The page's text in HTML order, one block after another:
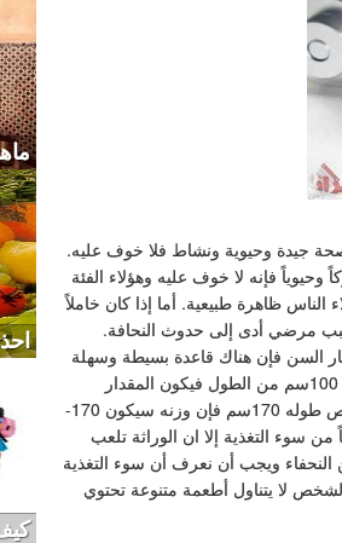
جيدة وحيوية ونشاط فلا خوف عليه.
فإنه لا خوف عليه وهؤلاء الفئة
ظاهرة طبيعية. أما إذا كان خاملاً
مرضي أدى إلى حدوث النحافة.
السن فإن هناك قاعدة بسيطة وسهلة
وهذا الوزن يخص أي شخص يزيد طوله عن 120سم والقاعدة هنا أن نطرح ما مقداره 100سم من الطول فيكون المقدار
الباقي هو الوزن الصحيح المناسب للشخص ويكون محسوباً بالكيلوجرام فلو كان شخص طوله 170سم فإن وزنه سيكون 170-
من سوء التغذية إلا ان الوراثة تلعب
النحفاء ويجب أن نعرف أن سوء التغذية
لا يتناول أطعمة متنوعة تحتوي